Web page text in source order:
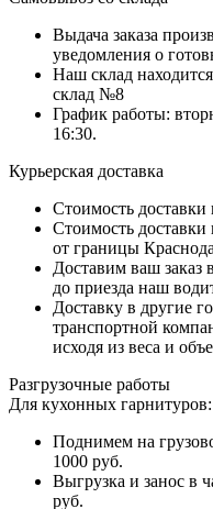
Выдача заказа
уведомления о
Наш склад
склад №8
График работы:
16:30.
Курьерская доставка
Стоимость доставки
Стоимость
от границы
Доставим ваш заказ
до приезда наш
Доставку в другие
транспортной
исходя из веса и
Разгрузочные работы
Для кухонных гарнитуров:
Поднимем на
1000 руб.
Выгрузка и занос в
руб.